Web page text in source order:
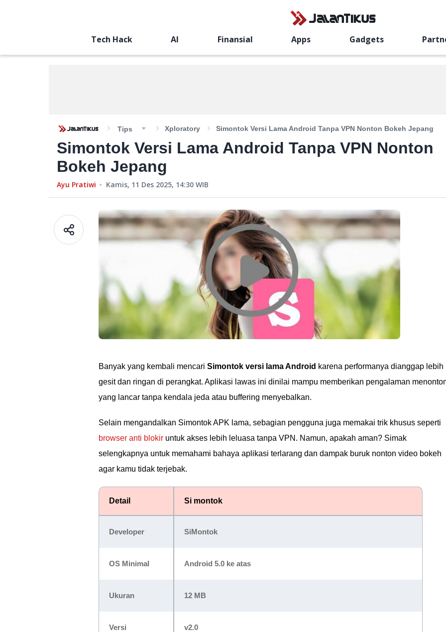
Tech Hack AI Finansial Apps Gadgets
Tips Xploratory Simontok Versi Lama Android Tanpa VPN Nonton Bokeh Jepang
Simontok Versi Lama Android Tanpa VPN Nonton
Bokeh Jepang
Ayu Pratiwi Kamis, 11 Des 2025, 14:30 WIB
Banyak yang kembali mencari Simontok versi lama Android karena performanya dianggap lebih
gesit dan ringan di perangkat. Aplikasi lawas ini dinilai mampu memberikan pengalaman
yang lancar tanpa kendala jeda atau buffering menyebalkan.
Selain mengandalkan Simontok APK lama, sebagian pengguna juga memakai trik khusus seperti
browser anti blokir untuk akses lebih leluasa tanpa VPN. Namun, apakah aman? Simak
selengkapnya untuk memahami bahaya aplikasi terlarang dan dampak buruk nonton video bokeh
agar kamu tidak terjebak.
Detail Si montok
Developer SiMontok
OS Minimal Android 5.0 ke atas
Ukuran 12 MB
Versi v2.0